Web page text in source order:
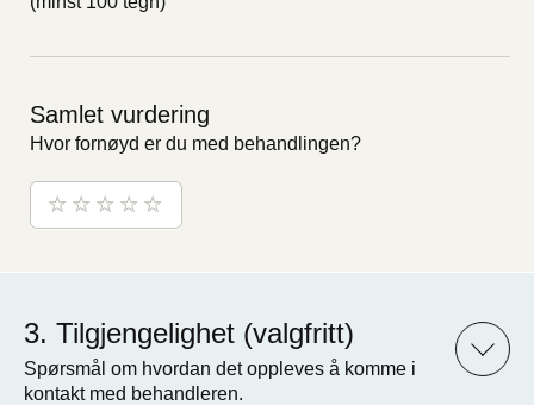
Samlet vurdering
Hvor fornøyd er du med behandlingen?
Tilgjengelighet (valgfritt)
Spørsmål om hvordan det oppleves å komme i
kontakt med behandleren.